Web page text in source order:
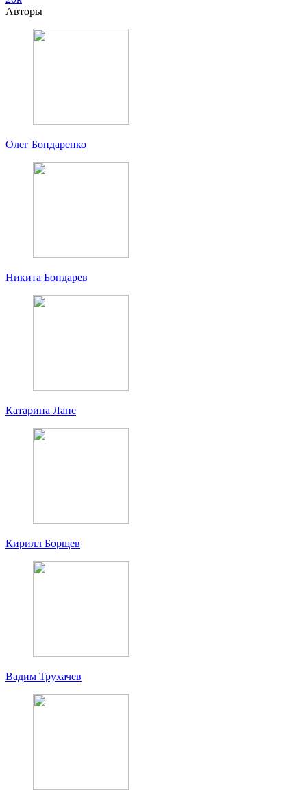
Авторы
Олег Бондаренко
Никита Бондарев
Катарина Лане
Кирилл Борщев
Вадим Трухачев